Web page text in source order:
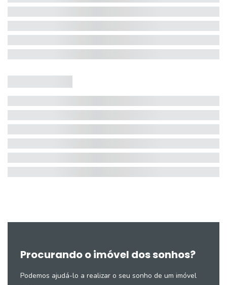
Procurando o imóvel dos sonhos?
Podemos ajudá-lo a realizar o seu sonho de um imóvel